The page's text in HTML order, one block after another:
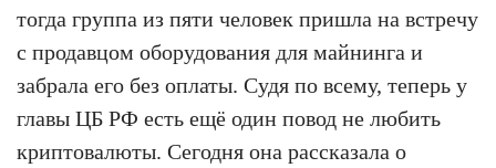
тогда группа из пяти человек пришла на встречу
с продавцом оборудования для майнинга и
забрала его без оплаты. Судя по всему, теперь у
главы ЦБ РФ есть ещё один повод не любить
криптовалюты. Сегодня она рассказала о